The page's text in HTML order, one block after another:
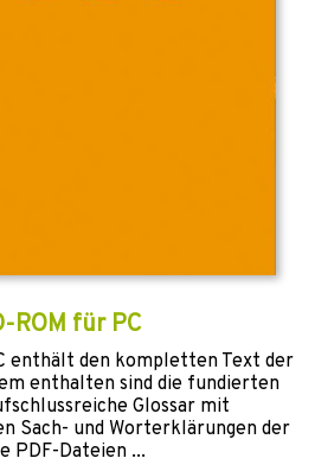
ROM für PC
enthält den kompletten Text der
enthalten sind die fundierten
Glossar mit
Sach- und Worterklärungen der
PDF-Dateien ...